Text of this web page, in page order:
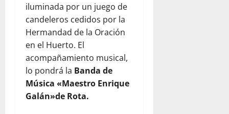
iluminada por un juego de
candeleros cedidos por la
Hermandad de la Oración
en el Huerto. El
acompañamiento musical,
lo pondrá la Banda de
Música «Maestro Enrique
Galán»de Rota.